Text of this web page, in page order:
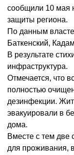
сообщили 10 мая
защиты региона.
По данным
Баткенский,
В результате
инфраструктура.
Отмечается, что
полностью
дезинфекции.
эвакуировали в
дома.
Вместе с тем две
для проживания,